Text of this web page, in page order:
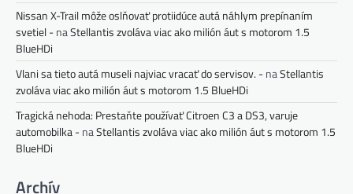
Nissan X-Trail môže oslňovať protiidúce autá náhlym prepínaním
svetiel -naStellantis zvoláva viac ako milión áut s motorom 1.5
BlueHDi
Vlani sa tieto autá museli najviac vracať do servisov. -naStellantis
zvoláva viac ako milión áut s motorom 1.5 BlueHDi
Tragická nehoda: Prestaňte používať Citroen C3 a DS3, varuje
automobilka -naStellantis zvoláva viac ako milión áut s motorom 1.5
BlueHDi
Archív